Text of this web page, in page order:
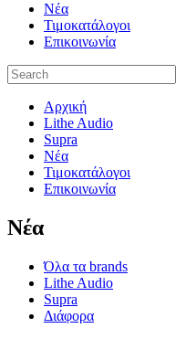
Νέα
Τιμοκατάλογοι
Επικοινωνία
Αρχική
Lithe Audio
Supra
Νέα
Τιμοκατάλογοι
Επικοινωνία
Nέα
Όλα τα brands
Lithe Audio
Supra
Διάφορα